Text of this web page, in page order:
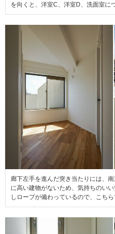
を向くと、洋室C、洋室D、洗面室に
廊下左手を進んだ突き当たりには、
に高い建物がないため、気持ちのい
しロープが備わっているので、こちら